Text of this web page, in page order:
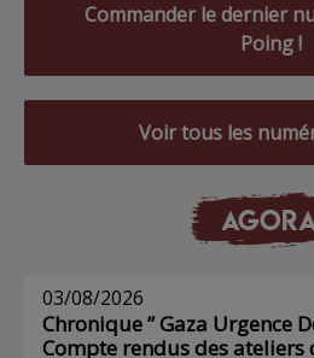
Commander le dernier
Poing !
Voir tous les
03/08/2026
Chronique ” Gaza Urgence
Compte rendus des ateliers